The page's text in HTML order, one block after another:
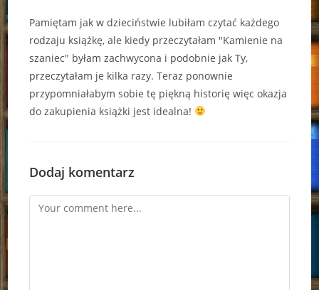
Pamiętam jak w dzieciństwie lubiłam czytać każdego
rodzaju książkę, ale kiedy przeczytałam "Kamienie na
szaniec" byłam zachwycona i podobnie jak Ty,
przeczytałam je kilka razy. Teraz ponownie
przypomniałabym sobie tę piękną historię więc okazja
do zakupienia książki jest idealna!
Dodaj komentarz
Comment